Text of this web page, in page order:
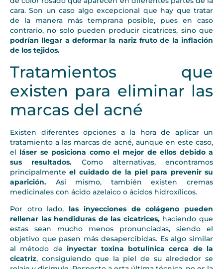
cara. Son un caso algo excepcional que hay que tratar
de la manera más temprana posible, pues en caso
contrario, no solo pueden producir cicatrices, sino que
podrían llegar a deformar la nariz fruto de la inflación
de los tejidos.
Tratamientos que
existen para eliminar las
marcas del acné
Existen diferentes opciones a la hora de aplicar un
tratamiento a las marcas de acné, aunque en este caso,
el láser se posiciona como el mejor de ellos debido a
sus resultados. Como alternativas, encontramos
principalmenteel cuidado de la piel para prevenir su
aparición. Así mismo, también existen cremas
medicinales con ácido azelaico o ácidos hidroxílicos.
Por otro lado, las inyecciones de colágeno pueden
rellenar las hendiduras de las cicatrices,haciendo que
estas sean mucho menos pronunciadas, siendo el
objetivo que pasen más desapercibidas. Es algo similar
al método deinyectar toxina botulínica cerca de la
cicatriz, consiguiendo que la piel de su alrededor se